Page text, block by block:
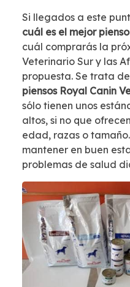
Si llegados a este
cuál es el mejor
cuál comprarás la
Veterinario Sur y las
propuesta. Se trata
piensos Royal Canin
sólo tienen unos
altos, si no que
edad, razas o
mantener en buen
problemas de salud